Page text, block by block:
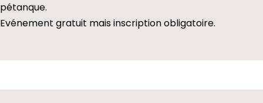
pétanque.
Evénement gratuit mais inscription obligatoire.